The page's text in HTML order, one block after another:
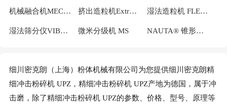
机械融合机MECHANO FUSION 挤出造粒机Extrudomix 湿法造粒机 FLEXOMIX®
湿法筛分仪VIBLETTER®VBL-F 微米分级机 MS NAUTA® 锥形螺旋混合机
细川密克朗（上海）粉体机械有限公司为您提供细川密克朗精
细冲击粉碎机 UPZ，精细冲击粉碎机 UPZ产地为德国，属于冲
击磨，除了精细冲击粉碎机 UPZ的参数、价格、型号、原理等